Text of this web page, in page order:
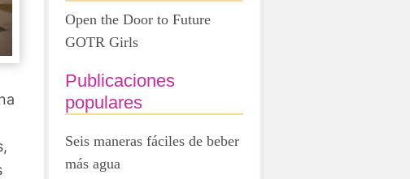
Open the Door to Future
GOTR Girls
Publicaciones
populares
Seis maneras fáciles de beber
más agua